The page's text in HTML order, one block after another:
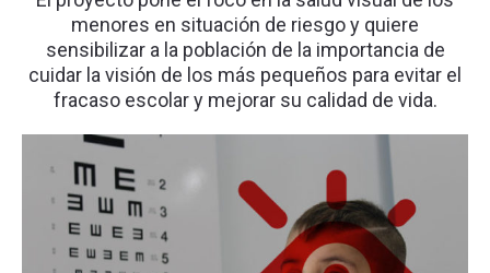
menores en situación de riesgo y quiere
sensibilizar a la población de la importancia de
cuidar la visión de los más pequeños para evitar el
fracaso escolar y mejorar su calidad de vida.